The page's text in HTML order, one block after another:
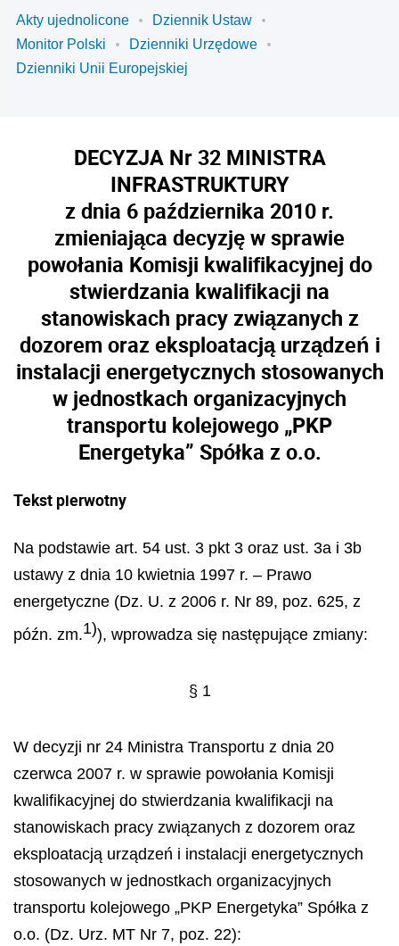
Akty ujednolicone
Dziennik Ustaw
Monitor Polski
Dzienniki Urzędowe
Dzienniki Unii Europejskiej
DECYZJA Nr 32 MINISTRA
INFRASTRUKTURY
z dnia 6 października 2010 r.
zmieniająca decyzję w sprawie
powołania Komisji kwalifikacyjnej do
stwierdzania kwalifikacji na
stanowiskach pracy związanych z
dozorem oraz eksploatacją urządzeń i
instalacji energetycznych stosowanych
w jednostkach organizacyjnych
transportu kolejowego „PKP
Energetyka” Spółka z o.o.
Tekst pierwotny
Na podstawie art. 54 ust. 3 pkt 3 oraz ust. 3a i 3b
ustawy z dnia 10 kwietnia 1997 r. – Prawo
energetyczne (Dz. U. z 2006 r. Nr 89, poz. 625, z
późn. zm.1)), wprowadza się następujące zmiany:
§ 1
W decyzji nr 24 Ministra Transportu z dnia 20
czerwca 2007 r. w sprawie powołania Komisji
kwalifikacyjnej do stwierdzania kwalifikacji na
stanowiskach pracy związanych z dozorem oraz
eksploatacją urządzeń i instalacji energetycznych
stosowanych w jednostkach organizacyjnych
transportu kolejowego „PKP Energetyka” Spółka z
o.o. (Dz. Urz. MT Nr 7, poz. 22):